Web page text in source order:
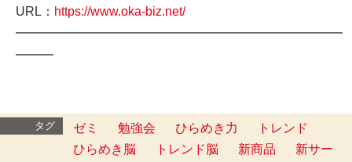
URL： https://www.oka-biz.net/
━━━━━━━━━━━━━━━━━━━━━━━━━━
━━━
タグ ゼミ 勉強会 ひらめき力
トレンド
ひらめき脳
トレンド脳 新商品
新サー